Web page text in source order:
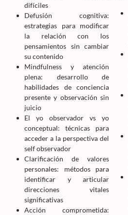
difíciles
Defusión cognitiva:
estrategias para modificar
la relación con los
pensamientos sin cambiar
su contenido
Mindfulness y atención
plena: desarrollo de
habilidades de conciencia
presente y observación sin
juicio
El yo observador vs yo
conceptual: técnicas para
acceder a la perspectiva del
self observador
Clarificación de valores
personales: métodos para
identificar y articular
direcciones vitales
significativas
Acción comprometida: